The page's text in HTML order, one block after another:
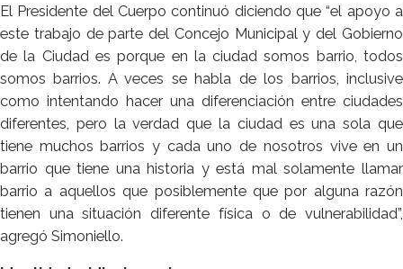
El Presidente del Cuerpo continuó diciendo que “el apoyo a
este trabajo de parte del Concejo Municipal y del Gobierno
de la Ciudad es porque en la ciudad somos barrio, todos
somos barrios. A veces se habla de los barrios, inclusive
como intentando hacer una diferenciación entre ciudades
diferentes, pero la verdad que la ciudad es una sola que
tiene muchos barrios y cada uno de nosotros vive en un
barrio que tiene una historia y está mal solamente llamar
barrio a aquellos que posiblemente que por alguna razón
tienen una situación diferente física o de vulnerabilidad”,
agregó Simoniello.